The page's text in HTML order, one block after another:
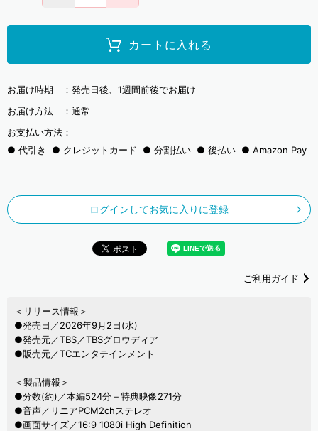
カートに入れる
お届け時期 ： 発売日後、1週間前後でお届け
お届け方法 ： 通常
お支払い方法：
代引き
クレジットカード 分割払い 後払い Amazon Pay
ログインしてお気に入りに登録
ご利用ガイド
＜リリース情報＞
●発売日／2026年9月2日(水)
●発売元／TBS／TBSグロウディア
●販売元／TCエンタテインメント
＜製品情報＞
●分数(約)／本編524分＋特典映像271分
●音声／リニアPCM2chステレオ
●画面サイズ／16:9 1080i High Definition